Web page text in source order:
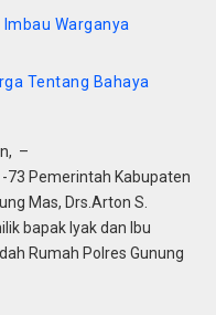
Imbau Warganya
Tentang Bahaya
–
73 Pemerintah Kabupaten
Mas, Drs.Arton S.
bapak Iyak dan Ibu
Rumah Polres Gunung